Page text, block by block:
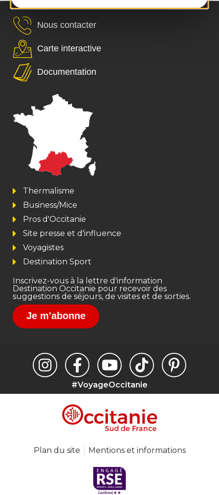
Nous contacter
Carte interactive
Documentation
Thermalisme
Business/Mice
Pros d'Occitanie
Site presse et d'influence
Voyagistes
Destination Sport
Inscrivez-vous à la lettre d'information
Destination Occitanie pour recevoir des
suggestions de séjours, de visites et de sorties.
Je m'abonne
#VoyageOccitanie
Plan du site Mentions et informations